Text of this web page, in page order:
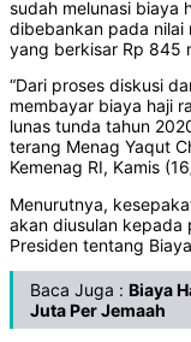
sudah melunasi biaya
dibebankan pada
yang berkisar Rp 845
“Dari proses diskusi
membayar biaya haji
lunas tunda tahun
terang Menag Yaqut
Kemenag RI, Kamis
Menurutnya,
akan diusulan kepada
Presiden tentang
Baca Juga : Biaya
Juta Per Jemaah